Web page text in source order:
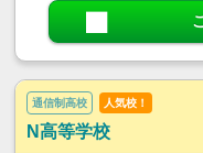
通信制高校 人気校！
N高等学校